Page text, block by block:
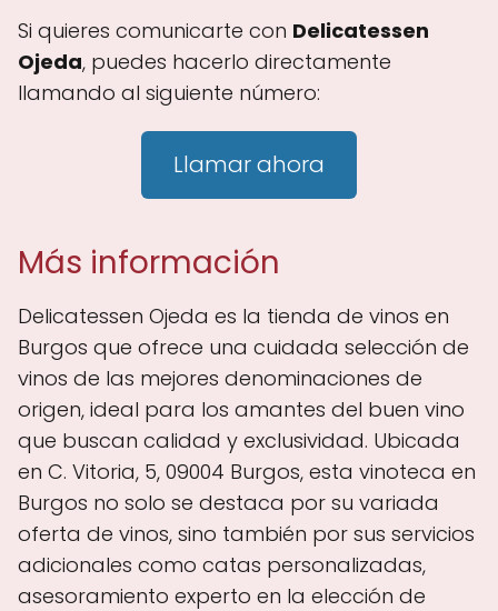
Si quieres comunicarte con Delicatessen
Ojeda, puedes hacerlo directamente
llamando al siguiente número:
Llamar ahora
Más información
Delicatessen Ojeda es la tienda de vinos en
Burgos que ofrece una cuidada selección de
vinos de las mejores denominaciones de
origen, ideal para los amantes del buen vino
que buscan calidad y exclusividad. Ubicada
en C. Vitoria, 5, 09004 Burgos, esta vinoteca en
Burgos no solo se destaca por su variada
oferta de vinos, sino también por sus servicios
adicionales como catas personalizadas,
asesoramiento experto en la elección de